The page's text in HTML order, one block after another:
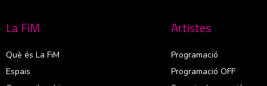
La FiM
Què és La FiM
Espais
Artistes
Programació
Programació OFF